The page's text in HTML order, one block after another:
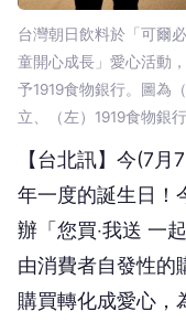
台灣朝日飲料於「可爾
童開心成長」愛心活動
予1919食物銀行。圖為
立、（左）1919食物銀
【台北訊】今(7
年一度的誕生日！
辦「您買‧我送 一
由消費者自發性的
購買轉化成愛心，